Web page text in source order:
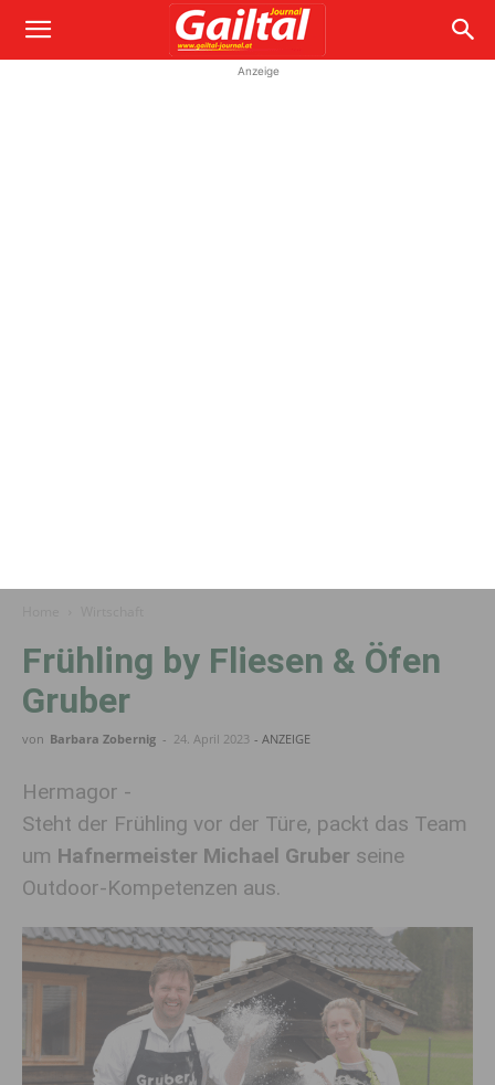
Anzeige
Frühling by Fliesen & Öfen
Gruber
von Barbara Zobernig - 24. April 2023 - ANZEIGE
Hermagor -
Steht der Frühling vor der Türe, packt das Team
um Hafnermeister Michael Gruber seine
Outdoor-Kompetenzen aus.